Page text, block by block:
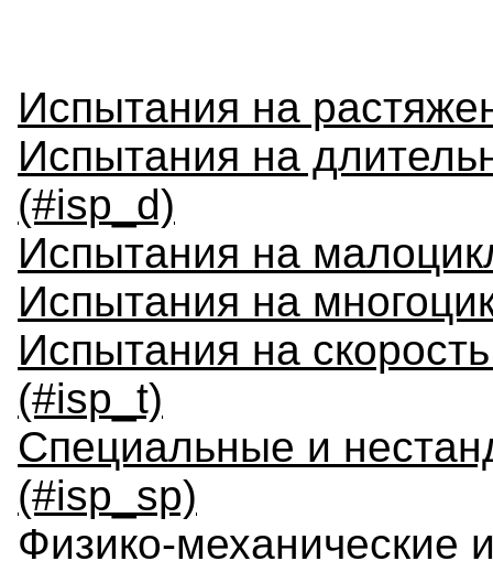
Испытания на
Испытания на
(#isp_d)
Испытания на
Испытания на
Испытания на
(#isp_t)
Специальные и
(#isp_sp)
Физико-механические